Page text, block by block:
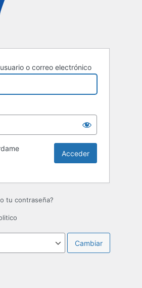
o correo electrónico
tu contraseña?